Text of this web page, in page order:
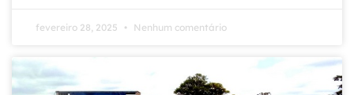
fevereiro 28, 2025 Nenhum comentário